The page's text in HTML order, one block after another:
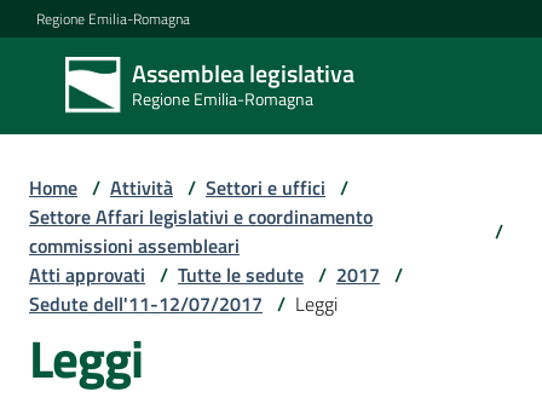
Vai al contenuto
Vai alla navigazione
Vai al footer
Regione Emilia-Romagna
Assemblea legislativa
Regione Emilia-Romagna
Assemblea
legislativa
Regione Emilia-
Assemblea
Attività
Home / Attività / Settori e uffici /
Settore Affari legislativi e coordinamento
commissioni assembleari
/
Atti approvati / Tutte le sedute / 2017 /
Sedute dell'11-12/07/2017 / Leggi
Leggi